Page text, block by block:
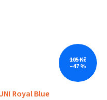
105 Kč
–47 %
Royal Blue